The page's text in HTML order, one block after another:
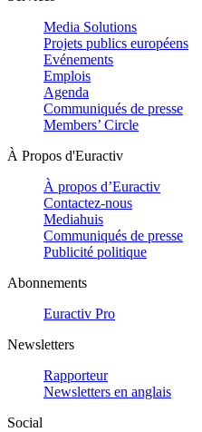
Media Solutions
Projets publics européens
Evénements
Emplois
Agenda
Communiqués de presse
Members’ Circle
À Propos d'Euractiv
À propos d’Euractiv
Contactez-nous
Mediahuis
Communiqués de presse
Publicité politique
Abonnements
Euractiv Pro
Newsletters
Rapporteur
Newsletters en anglais
Social